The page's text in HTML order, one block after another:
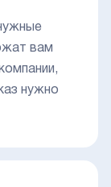
вам
нужно